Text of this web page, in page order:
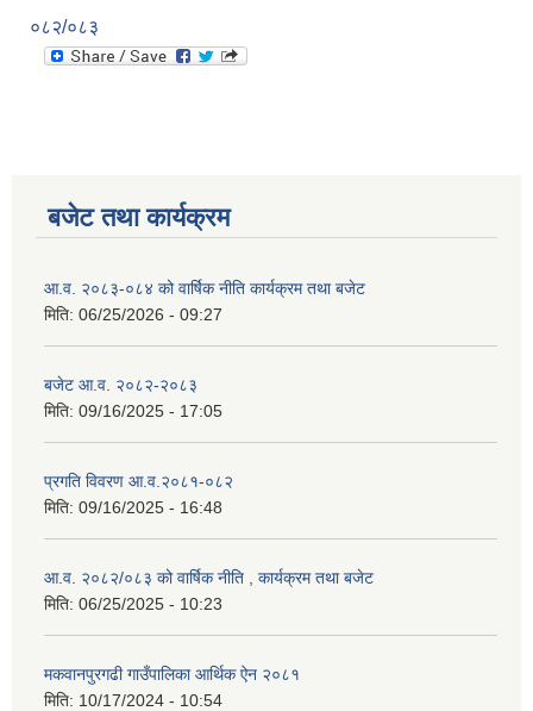
०८२/०८३
बजेट तथा कार्यक्रम
आ.व. २०८३-०८४ को वार्षिक नीति कार्यक्रम तथा बजेट
मिति: 06/25/2026 - 09:27
बजेट आ.व. २०८२-२०८३
मिति: 09/16/2025 - 17:05
प्रगति विवरण आ.व.२०८१-०८२
मिति: 09/16/2025 - 16:48
आ.व. २०८२/०८३ को वार्षिक नीति , कार्यक्रम तथा बजेट
मिति: 06/25/2025 - 10:23
मकवानपुरगढी गाउँपालिका आर्थिक ‌‌‌ऐन २०८१
मिति: 10/17/2024 - 10:54